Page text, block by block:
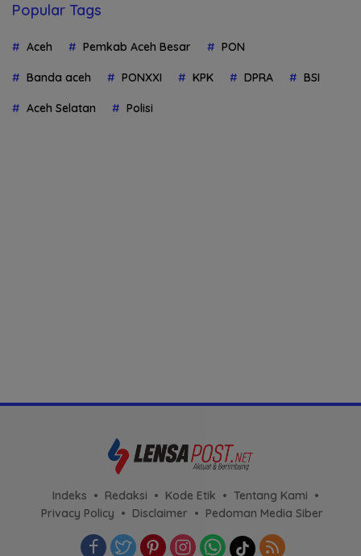
Popular Tags
Aceh Pemkab Aceh Besar PON
Banda aceh PONXXI KPK DPRA BSI
Aceh Selatan Polisi
Indeks Redaksi Kode Etik
Tentang Kami
Privacy Policy
Disclaimer Pedoman Media Siber